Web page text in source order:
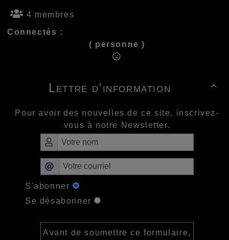
4 membres
Connectés :
( personne )

Lettre d'information
Pour avoir des nouvelles de ce site, inscrivez-
vous à notre Newsletter.
S'abonner
Se désabonner
Avant de soumettre ce formulaire,